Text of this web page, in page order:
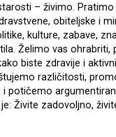
– živimo.
obiteljske i
kulture, zabave,
Želimo vas ohrabriti,
biste zdravije i
različitosti,
i potičemo
Živite zadovoljno,